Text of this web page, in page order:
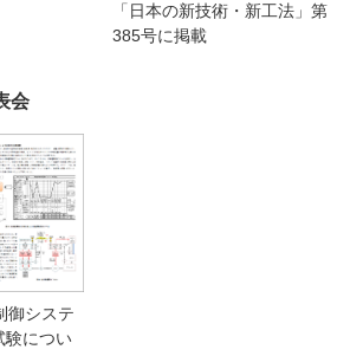
「日本の新技術・新工法」第
385号に掲載
会
御システ
験につい